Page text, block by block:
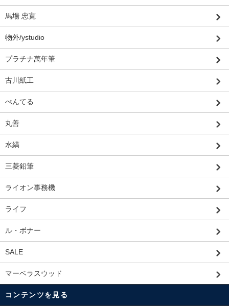
馬場 忠寛
物外/ystudio
プラチナ萬年筆
古川紙工
ぺんてる
丸善
水縞
三菱鉛筆
ライオン事務機
ライフ
ル・ボナー
SALE
マーベラスウッド
コンテンツを見る